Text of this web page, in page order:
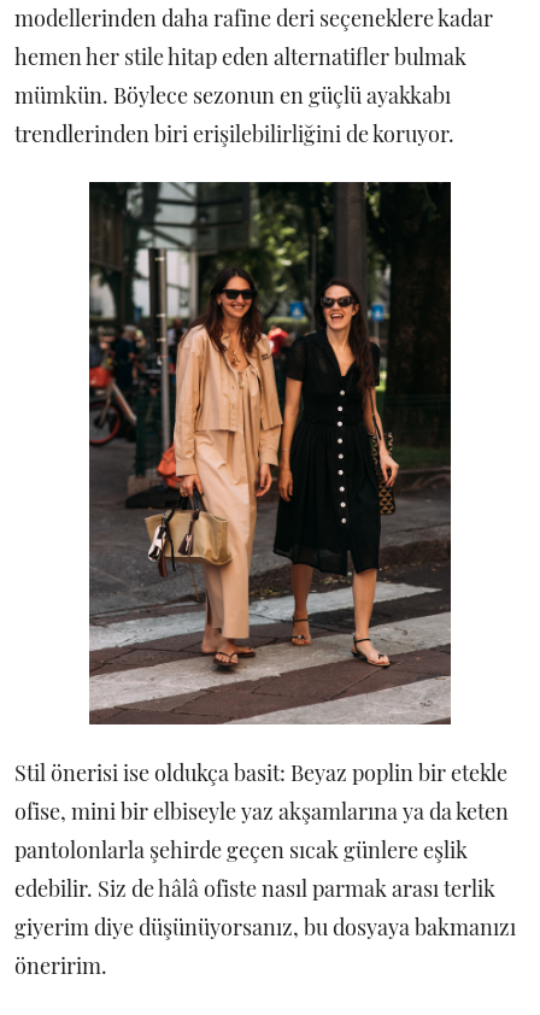
modellerinden daha rafine deri seçeneklere kadar
hemen her stile hitap eden alternatifler bulmak
mümkün. Böylece sezonun en güçlü ayakkabı
trendlerinden biri erişilebilirliğini de koruyor.
Stil önerisi ise oldukça basit: Beyaz poplin bir etekle
ofise, mini bir elbiseyle yaz akşamlarına ya da keten
pantolonlarla şehirde geçen sıcak günlere eşlik
edebilir. Siz de hâlâ ofiste nasıl parmak arası terlik
giyerim diye düşünüyorsanız, bu dosyaya bakmanızı
öneririm.